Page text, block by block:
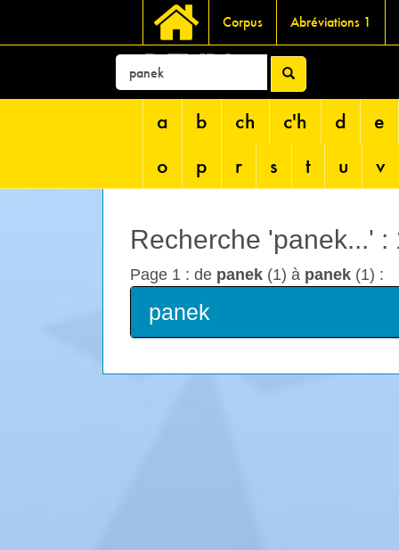
Corpus Abréviations 1
DEVRI
a b ch c'h d
e
o
p r s t u v
Recherche 'panek...' :
Page 1 : de panek (1) à panek (1) :
panek